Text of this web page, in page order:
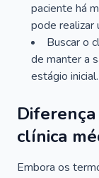
paciente há
pode realizar
Buscar o
de manter a
estágio inicial.
clínica
Embora os